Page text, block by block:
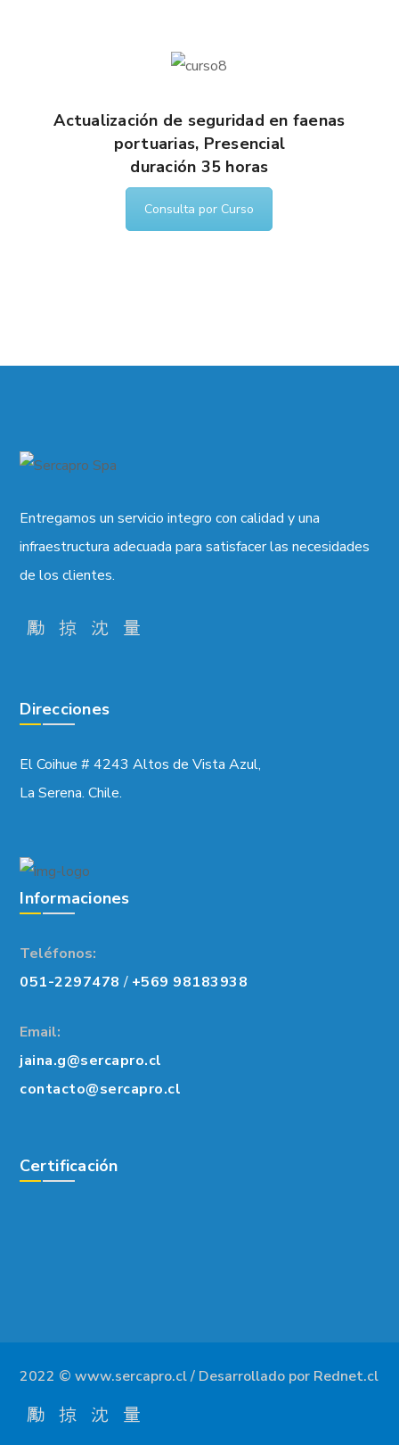
Actualización de seguridad en faenas
portuarias, Presencial
duración 35 horas
Consulta por Curso
Entregamos un servicio integro con calidad y una
infraestructura adecuada para satisfacer las necesidades
de los clientes.
Direcciones
El Coihue # 4243 Altos de Vista Azul,
La Serena. Chile.
Informaciones
Teléfonos:
051-2297478 / +569 98183938
Email:
jaina.g@sercapro.cl
contacto@sercapro.cl
Certificación
2022 © www.sercapro.cl / Desarrollado por Rednet.cl